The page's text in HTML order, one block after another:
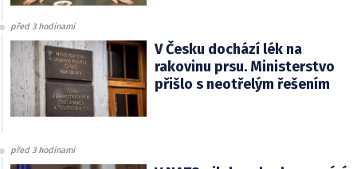
před 3 hodinami
V Česku dochází lék na
rakovinu prsu. Ministerstvo
přišlo s neotřelým řešením
před 3 hodinami